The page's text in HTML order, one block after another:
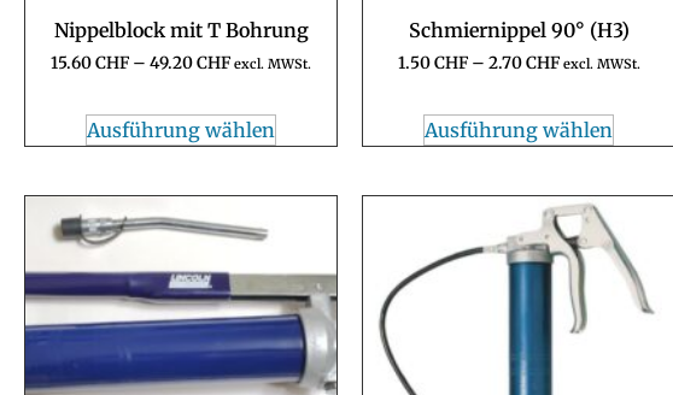
Nippelblock mit T Bohrung
15.60CHF – 49.20CHF excl. MWSt.
Ausführung wählen
Schmiernippel 90° (H3)
1.50CHF – 2.70CHF excl. MWSt.
Ausführung wählen